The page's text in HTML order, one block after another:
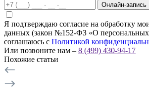
Онлайн-запись
Я подтверждаю согласие на обработку
данных (закон №152-ФЗ «О
соглашаюсь с Политикой
Или позвоните нам – 8 (499) 430-94-17
Похожие статьи